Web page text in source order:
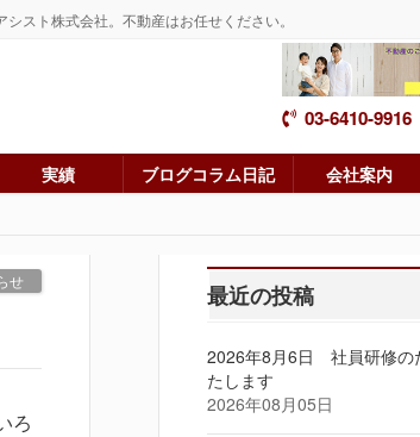
スト株式会社。不動産はお任せください。
03-6410-9916
実績 ブログコラム日記 会社案内
せ
ろ
最近の投稿
2026年8月6日 社員研修の
たします
2026年08月05日